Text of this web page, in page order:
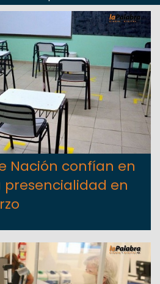
Nación confían en
en